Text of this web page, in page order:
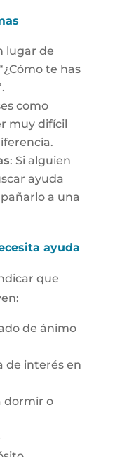
lugar de
te has
como
muy difícil
: Si alguien
ayuda
a una
ayuda
que
de ánimo
de interés en
dormir o